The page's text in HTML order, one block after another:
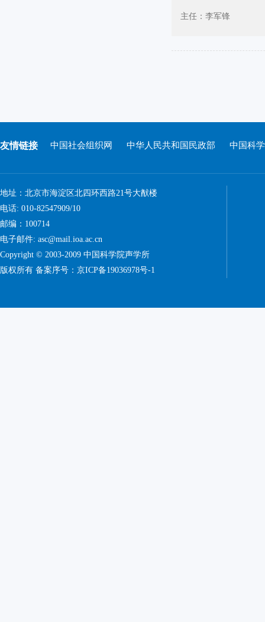
主任：李军锋
友情链接 中国社会组织网 中华人民共和国民政部 中国科
地址：北京市海淀区北四环西路21号大猷楼
电话: 010-82547909/10
邮编：100714
电子邮件: asc@mail.ioa.ac.cn
Copyright © 2003-2009 中国科学院声学所
版权所有 备案序号： 京ICP备19036978号-1